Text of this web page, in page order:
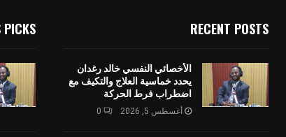
RECENT POSTS
الأخصائي النفسي خالد رغدان
يحدد خماسية العلاج والتكيف مع
اضطراب فرط الحركة
أغسطس 5, 2026 0
PICKS